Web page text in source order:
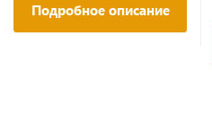
Подробное описание